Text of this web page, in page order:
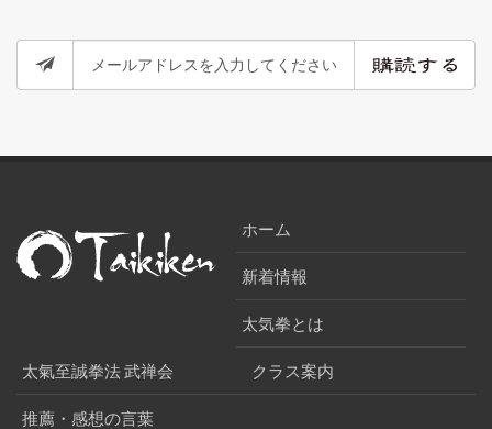
ホーム
新着情報
太気拳とは
太氣至誠拳法 武禅会 クラス案内
推薦・感想の言葉